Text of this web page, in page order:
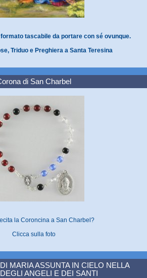
tascabile da portare con sé ovunque.
Triduo e Preghiera a Santa Teresina
di San Charbel
la Coroncina a San Charbel?
Clicca sulla foto
MARIA ASSUNTA IN CIELO NELLA
ANGELI E DEI SANTI